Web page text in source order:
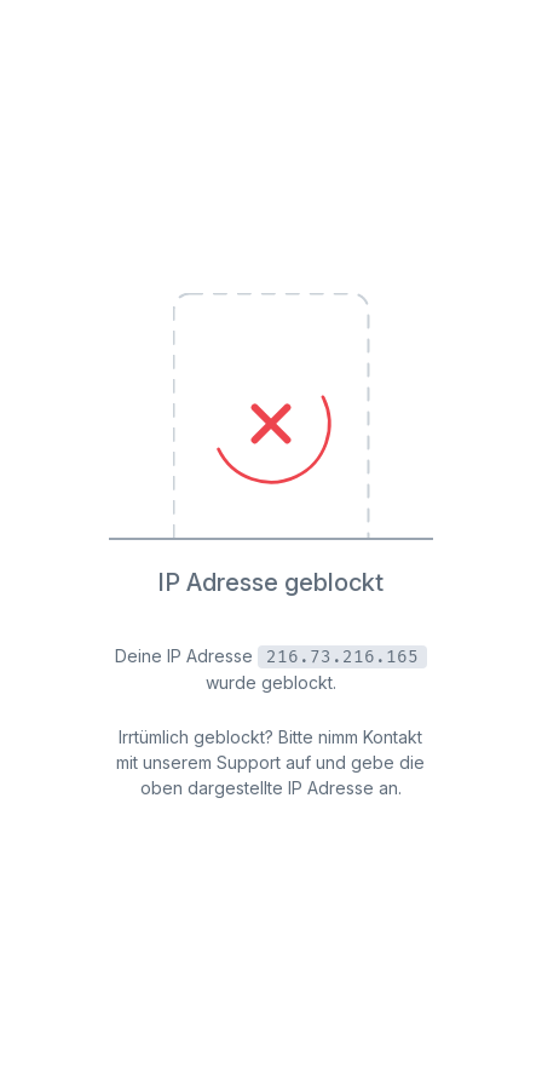
IP Adresse geblockt
Deine IP Adresse
216.73.216.165
wurde geblockt.
Irrtümlich geblockt? Bitte nimm Kontakt
mit unserem Support auf und gebe die
oben dargestellte IP Adresse an.